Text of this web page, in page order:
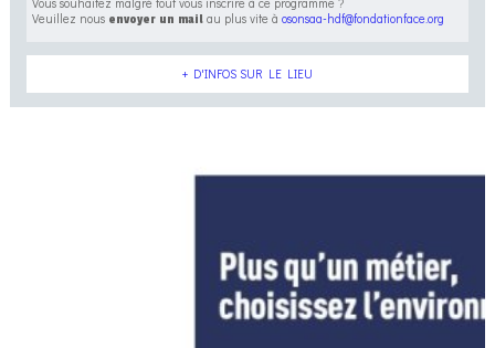
Veuillez nous envoyer un mailau plus vite à osonsaa-hdf@fondationface.org
+ D'INFOS SUR LE LIEU